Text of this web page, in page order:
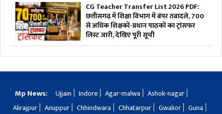
CG Teacher Transfer List 2026 PDF:
छत्तीसगढ़ में शिक्षा विभाग में बंपर तबादले, 700
से अधिक शिक्षकों-प्रधान पाठकों का ट्रांसफर
लिस्ट जारी, देखिए पूरी सूची
Mp News: Ujjain Indore Agar-malwa
Ashok-nagar
Alirajpur
Anuppur Chhindwara Chhatarpur Gwalior
Guna